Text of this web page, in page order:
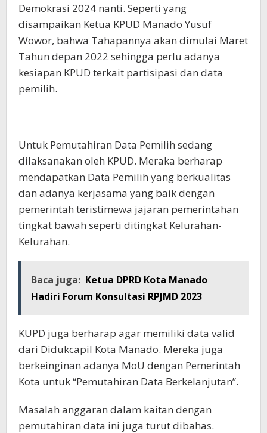
Demokrasi 2024 nanti. Seperti yang
disampaikan Ketua KPUD Manado Yusuf
Wowor, bahwa Tahapannya akan dimulai Maret
Tahun depan 2022 sehingga perlu adanya
kesiapan KPUD terkait partisipasi dan data
pemilih.
Untuk Pemutahiran Data Pemilih sedang
dilaksanakan oleh KPUD. Meraka berharap
mendapatkan Data Pemilih yang berkualitas
dan adanya kerjasama yang baik dengan
pemerintah teristimewa jajaran pemerintahan
tingkat bawah seperti ditingkat Kelurahan-
Kelurahan.
Baca juga: Ketua DPRD Kota Manado
Hadiri Forum Konsultasi RPJMD 2023
KUPD juga berharap agar memiliki data valid
dari Didukcapil Kota Manado. Mereka juga
berkeinginan adanya MoU dengan Pemerintah
Kota untuk “Pemutahiran Data Berkelanjutan”.
Masalah anggaran dalam kaitan dengan
pemutahiran data ini juga turut dibahas.